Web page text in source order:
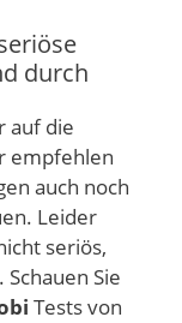
durch
auf die
empfehlen
auch noch
Leider
seriös,
Sie
Tests von